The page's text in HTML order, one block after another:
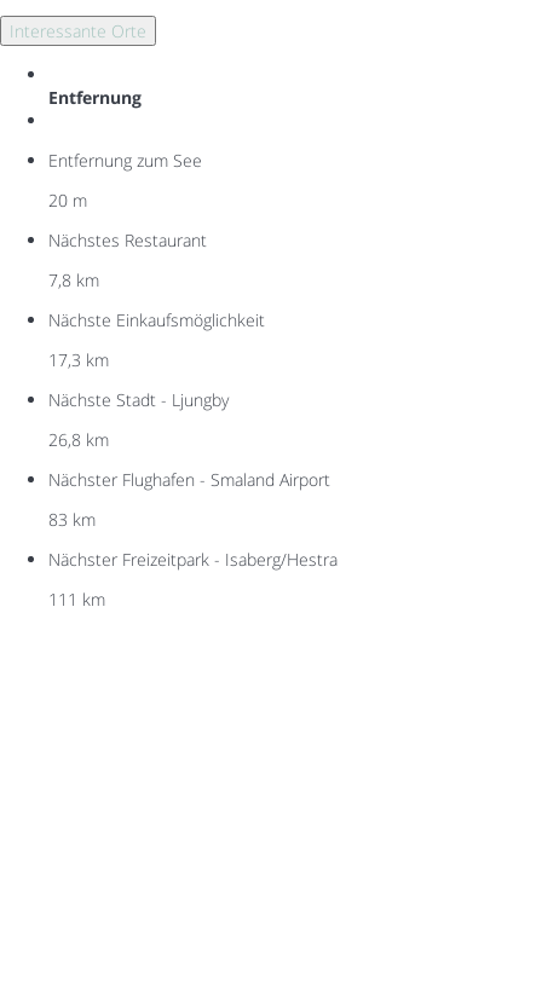
Interessante Orte
Entfernung
Entfernung zum See
20 m
Nächstes Restaurant
7,8 km
Nächste Einkaufsmöglichkeit
17,3 km
Nächste Stadt - Ljungby
26,8 km
Nächster Flughafen - Smaland Airport
83 km
Nächster Freizeitpark - Isaberg/Hestra
111 km